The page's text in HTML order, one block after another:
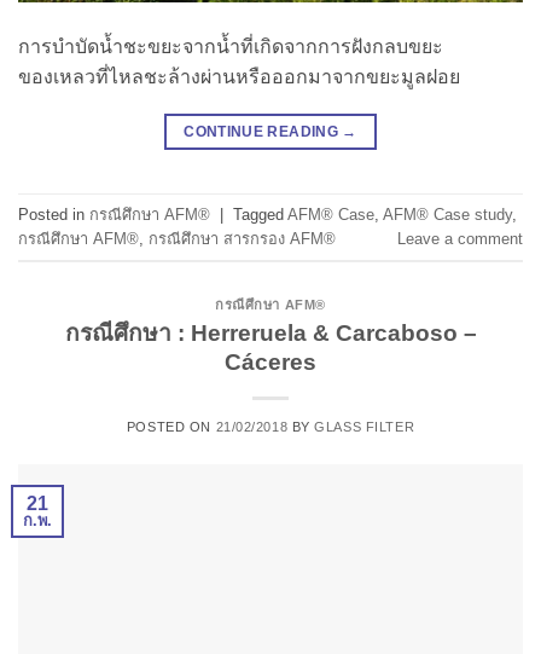
การบำบัดน้ำชะขยะจากน้ำที่เกิดจากการฝังกลบขยะ
ของเหลวที่ไหลชะล้างผ่านหรือออกมาจากขยะมูลฝอย
CONTINUE READING →
Posted in กรณีศึกษา AFM® Tagged AFM® Case AFM® Case study,
กรณีศึกษา AFM® กรณีศึกษา สารกรอง AFM® Leave a comment
กรณีศึกษา AFM®
กรณีศึกษา : Herreruela & Carcaboso –
Cáceres
POSTED ON 21/02/2018 BYGLASS FILTER
21
ก.พ.